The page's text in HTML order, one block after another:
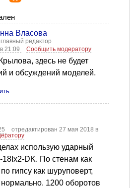
Власова
редактор
21:09
Сообщить модератору
здесь не будет
и обсуждений моделей.
отредактирован 27 мая 2018 в
использую ударный
DK. По стенам как
гипсу как шуруповерт,
нормально. 1200 оборотов